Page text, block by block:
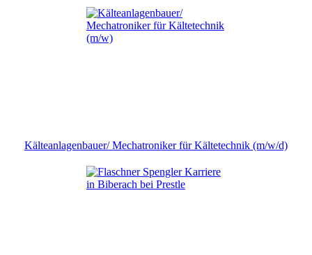
Kälteanlagenbauer/ Mechatroniker für Kältetechnik (m/w/d)